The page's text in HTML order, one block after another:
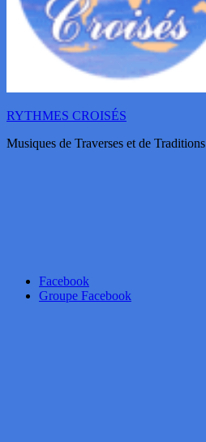
RYTHMES CROISÉS
Musiques de Traverses et de Traditions
Facebook
Groupe Facebook